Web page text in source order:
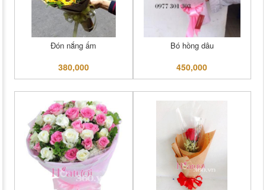
Đón nắng ấm
380,000
Bó hồng dâu
450,000